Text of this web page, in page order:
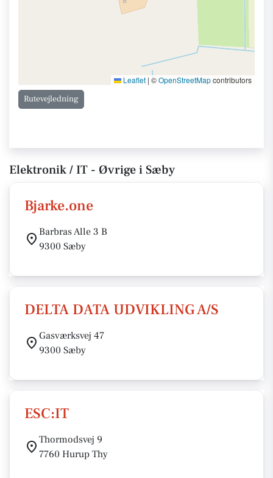
Leaflet | ©OpenStreetMapcontributors
Rutevejledning
Elektronik / IT - Øvrige i Sæby
Bjarke.one
Barbras Alle 3 B
9300 Sæby
DELTA DATA UDVIKLING A/S
Gasværksvej 47
9300 Sæby
ESC:IT
Thormodsvej 9
7760 Hurup Thy